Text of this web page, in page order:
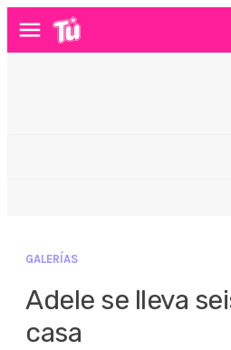
Menú
GALERÍAS
Adele se lleva
casa